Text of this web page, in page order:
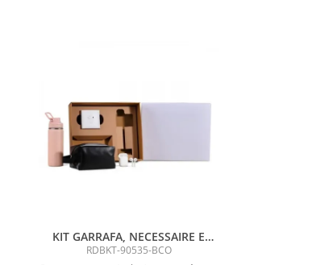
KIT GARRAFA, NECESSAIRE E
FONE - 3 PÇS
RDBKT-90535-BCO